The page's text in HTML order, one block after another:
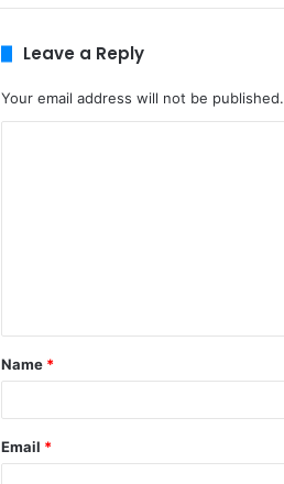
Leave a Reply
Your email address will not be published.
t
*
Name *
Email *